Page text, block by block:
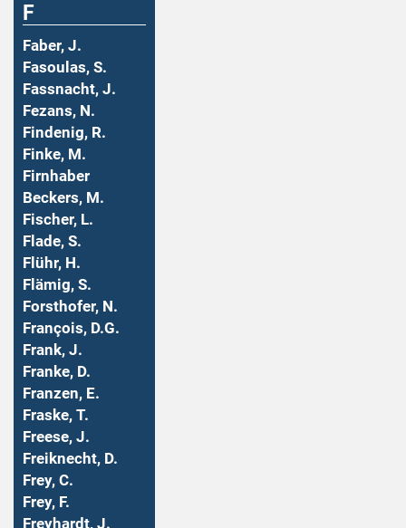
F
Faber, J.
Fasoulas, S.
Fassnacht, J.
Fezans, N.
Findenig, R.
Finke, M.
Firnhaber
Beckers, M.
Fischer, L.
Flade, S.
Flühr, H.
Flämig, S.
Forsthofer, N.
François, D.G.
Frank, J.
Franke, D.
Franzen, E.
Fraske, T.
Freese, J.
Freiknecht, D.
Frey, C.
Frey, F.
Freyhardt, J.